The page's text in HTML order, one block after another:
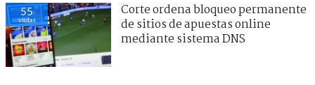
55
visitas
Corte ordena bloqueo permanente
de sitios de apuestas online
mediante sistema DNS